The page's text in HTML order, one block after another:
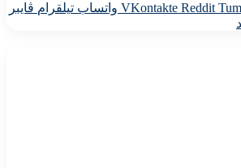
واتساب تيلقرام ڤايبر